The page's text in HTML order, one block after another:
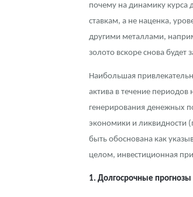
Жетоны "Необыкновенные
Ювелирные изделия
Русская нумизматика
Наборы подарочных и
Монеты и жетоны из
Политика использования
Положение по обработке и
почему на динамику курса
ставкам, а не наценка,
другими металлами,
золото вскоре снова будет
Наибольшая
актива в течение
генерирования денежных
экономики и ликвидности
быть обоснована как
целом, инвестиционная
1. Долгосрочные